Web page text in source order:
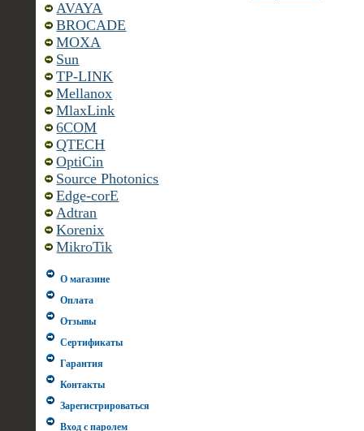
AVAYA
BROCADE
MOXA
Sun
TP-LINK
Mellanox
MlaxLink
6COM
QTECH
OptiCin
Source Photonics
Edge-corE
Adtran
Korenix
MikroTik
О магазине
Оплата
Отзывы
Сертификаты
Гарантия
Контакты
Зарегистрироваться
Вход с паролем